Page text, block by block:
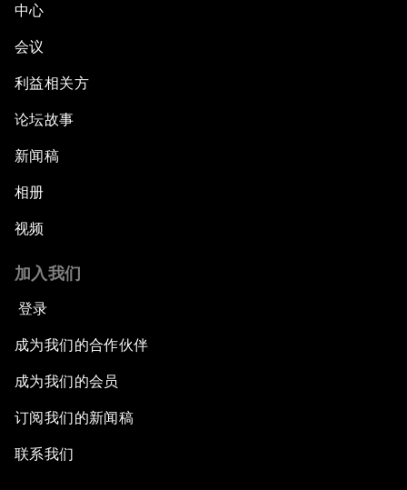
中心
会议
利益相关方
论坛故事
新闻稿
相册
视频
加入我们
登录
成为我们的合作伙伴
成为我们的会员
订阅我们的新闻稿
联系我们